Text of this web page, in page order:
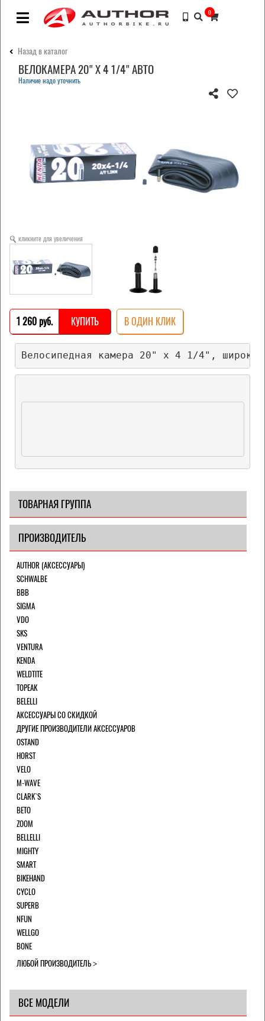
0
Назад в каталог
ВЕЛОКАМЕРА 20" Х 4 1/4" АВТО
Наличие надо уточнить
кликните для увеличения
1 260 pуб. КУПИТЬ В ОДИН КЛИК
Велосипедная камера 20" х 4 1/4",
ТОВАРНАЯ ГРУППА
ПРОИЗВОДИТЕЛЬ
AUTHOR (АКСЕССУАРЫ)
SCHWALBE
BBB
SIGMA
VDO
SKS
VENTURA
KENDA
WELDTITE
TOPEAK
BELELLI
АКСЕССУАРЫ СО СКИДКОЙ
ДРУГИЕ ПРОИЗВОДИТЕЛИ АКСЕССУАРОВ
OSTAND
HORST
VELO
M-WAVE
CLARK`S
BETO
ZOOM
BELLELLI
MIGHTY
SMART
BIKEHAND
CYCLO
SUPERB
NFUN
WELLGO
BONE
ЛЮБОЙ ПРОИЗВОДИТЕЛЬ
ВСЕ МОДЕЛИ